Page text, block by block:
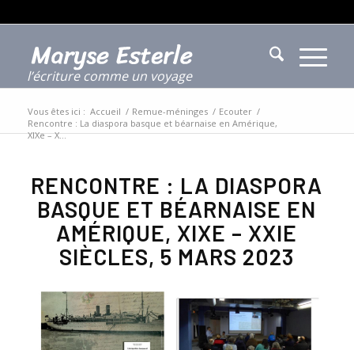
l’écriture comme un voyage
Vous êtes ici : Accueil / Remue-méninges / Ecouter /
Rencontre : La diaspora basque et béarnaise en Amérique,
XIXe – X...
RENCONTRE : LA DIASPORA
BASQUE ET BÉARNAISE EN
AMÉRIQUE, XIXE – XXIE
SIÈCLES, 5 MARS 2023